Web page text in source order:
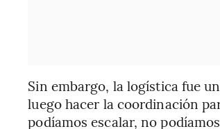
Sin embargo, la logística fue
luego hacer la coordinación
podíamos escalar, no